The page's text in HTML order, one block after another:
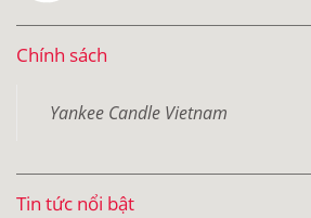
Chính sách
Yankee Candle Vietnam
Tin tức nổi bật